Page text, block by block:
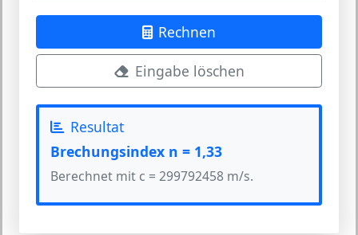
Rechnen
Eingabe löschen
Resultat
Brechungsindex n = 1,33
Berechnet mit c = 299792458 m/s.